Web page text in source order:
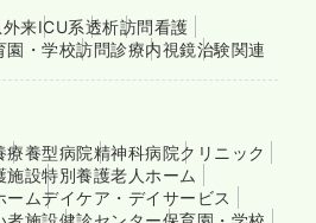
来ICU系透析訪問看護
園・学校訪問診療内視鏡治験関連
療養型病院精神科病院クリニック
施設特別養護老人ホーム
ームデイケア・デイサービス